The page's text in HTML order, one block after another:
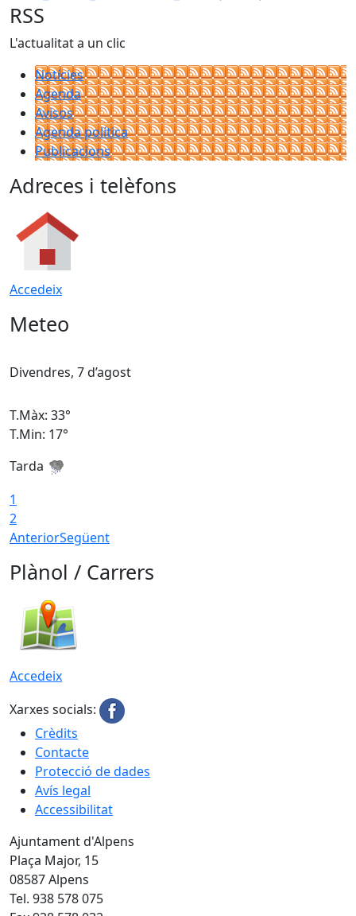
RSS
L'actualitat a un clic
Notícies
Agenda
Avisos
Agenda política
Publicacions
Adreces i telèfons
Accedeix
Meteo
Divendres, 7 d’agost
T.Màx: 33°
T.Min: 17°
Tarda
1
2
AnteriorSegüent
Plànol / Carrers
Accedeix
Xarxes socials:
Crèdits
Contacte
Protecció de dades
Avís legal
Accessibilitat
Ajuntament d'Alpens
Plaça Major, 15
08587 Alpens
Tel. 938 578 075